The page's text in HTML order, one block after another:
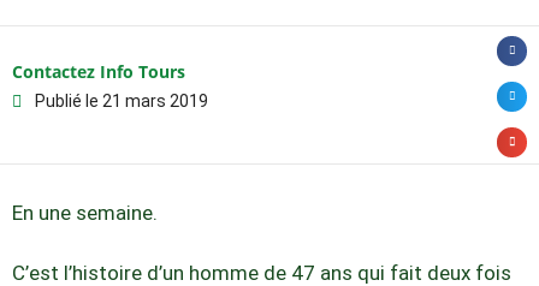
Contactez Info Tours
Publié le 21 mars 2019
En une semaine.
C’est l’histoire d’un homme de 47 ans qui fait deux fois